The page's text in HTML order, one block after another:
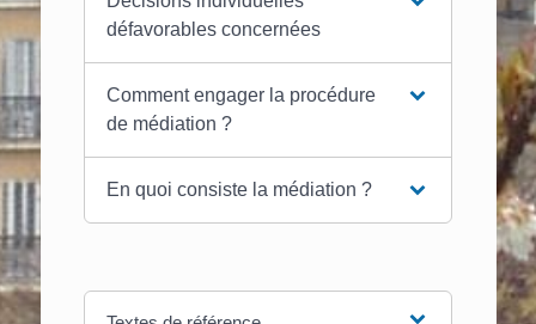
défavorables concernées
Comment engager la procédure
de médiation ?
En quoi consiste la médiation ?